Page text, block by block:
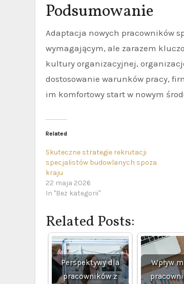
Podsumowanie
Adaptacja nowych pracowników
wymagającym, ale zarazem
kultury organizacyjnej,
dostosowanie warunków pracy,
im komfortowy start w nowym
Related
Skuteczne strategie rekrutacji
specjalistów budowlanych spoza
kraju
22 maja 2026
In "Bez kategorii"
Related Posts:
Perspektywy dla
pracowników z
Wpływ